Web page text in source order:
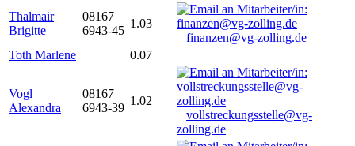
Thalmair
Brigitte
08167
6943-45
1.03
finanzen@vg-zolling.de
Toth Marlene
0.07
Vogl
Alexandra
08167
6943-39
1.02
vollstreckungsstelle@vg-
zolling.de